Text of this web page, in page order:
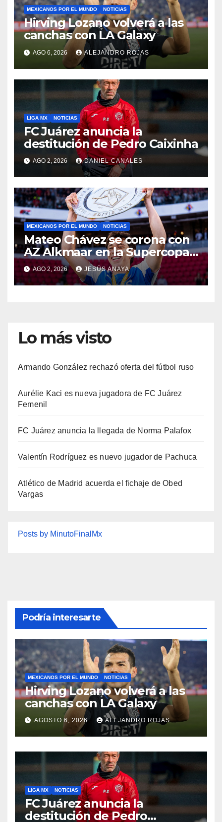
MEXICANOS POR EL MUNDO NOTICIAS
Hirving Lozano volverá a las
canchas con LA Galaxy
AGO 6, 2026 ALEJANDRO ROJAS
LIGA MX NOTICIAS
FC Juárez anuncia la
destitución de Pedro Caixinha
AGO 2, 2026 DANIEL CANALES
MEXICANOS POR EL MUNDO NOTICIAS
Mateo Chávez se corona con
AZ Alkmaar en la Supercopa
de Países Bajos
AGO 2, 2026 JESÚS ANAYA
Lo más visto
Armando González rechazó oferta del fútbol ruso
Aurélie Kaci es nueva jugadora de FC Juárez
Femenil
FC Juárez anuncia la llegada de Norma Palafox
Valentín Rodríguez es nuevo jugador de Pachuca
Atlético de Madrid acuerda el fichaje de Obed
Vargas
Posts by MinutoFinalMx
Podría interesarte
MEXICANOS POR EL MUNDO NOTICIAS
Hirving Lozano volverá a las
canchas con LA Galaxy
AGOSTO 6, 2026 ALEJANDRO ROJAS
LIGA MX NOTICIAS
FC Juárez anuncia la
destitución de Pedro